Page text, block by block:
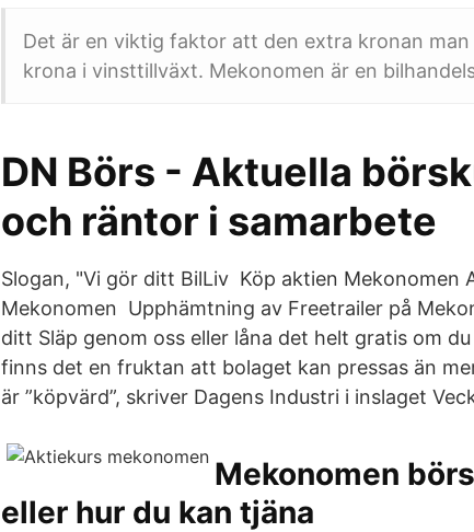
Det är en viktig faktor att den extra kronan
krona i vinsttillväxt. Mekonomen är en
DN Börs - Aktuella
och räntor i samarbete
Slogan, "Vi gör ditt BilLiv Köp aktien Mekonomen
Mekonomen Upphämtning av Freetrailer på
ditt Släp genom oss eller låna det helt gratis om
finns det en fruktan att bolaget kan pressas än
är ”köpvärd”, skriver Dagens Industri i inslaget
Mekonomen
eller hur du kan tjäna